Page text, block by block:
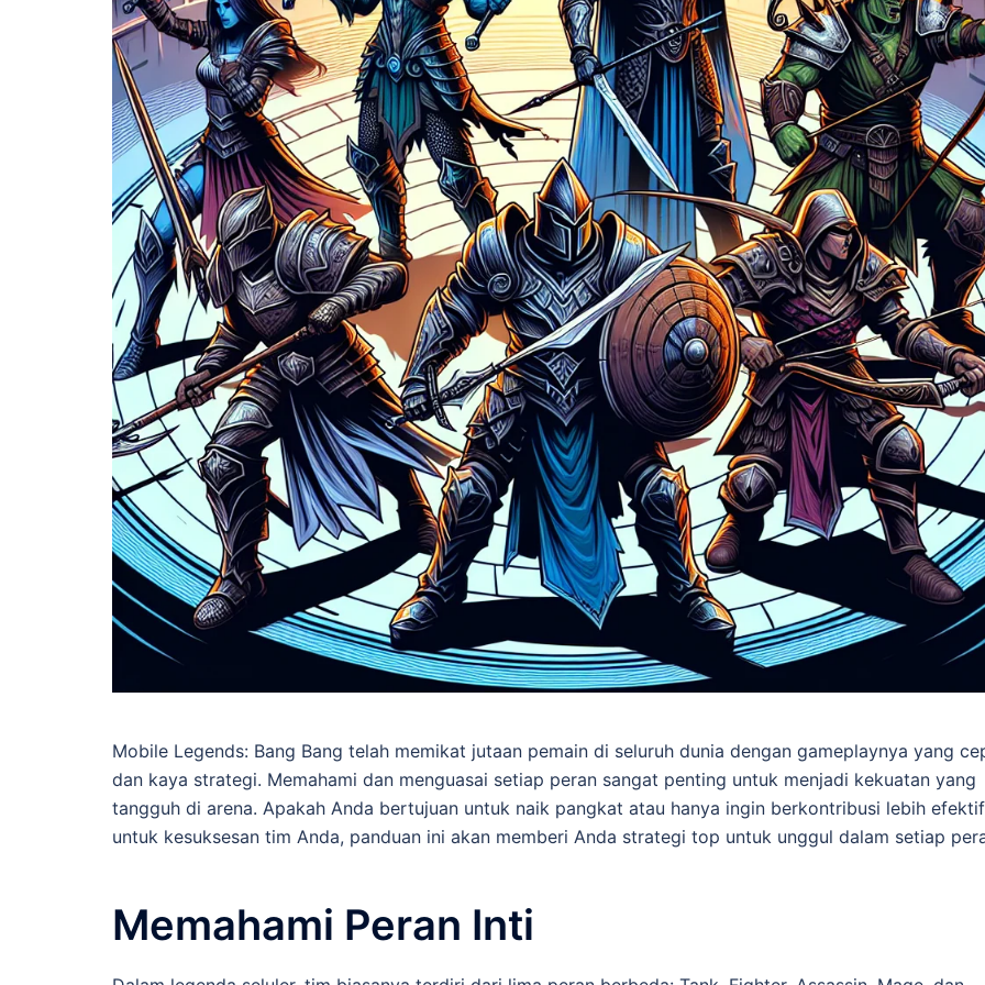
Mobile Legends: Bang Bang telah memikat jutaan pemain di seluruh dunia dengan gameplaynya yang
dan kaya strategi. Memahami dan menguasai setiap peran sangat penting untuk menjadi kekuatan yang
tangguh di arena. Apakah Anda bertujuan untuk naik pangkat atau hanya ingin berkontribusi lebih efektif
untuk kesuksesan tim Anda, panduan ini akan memberi Anda strategi top untuk unggul dalam setiap
Memahami Peran Inti